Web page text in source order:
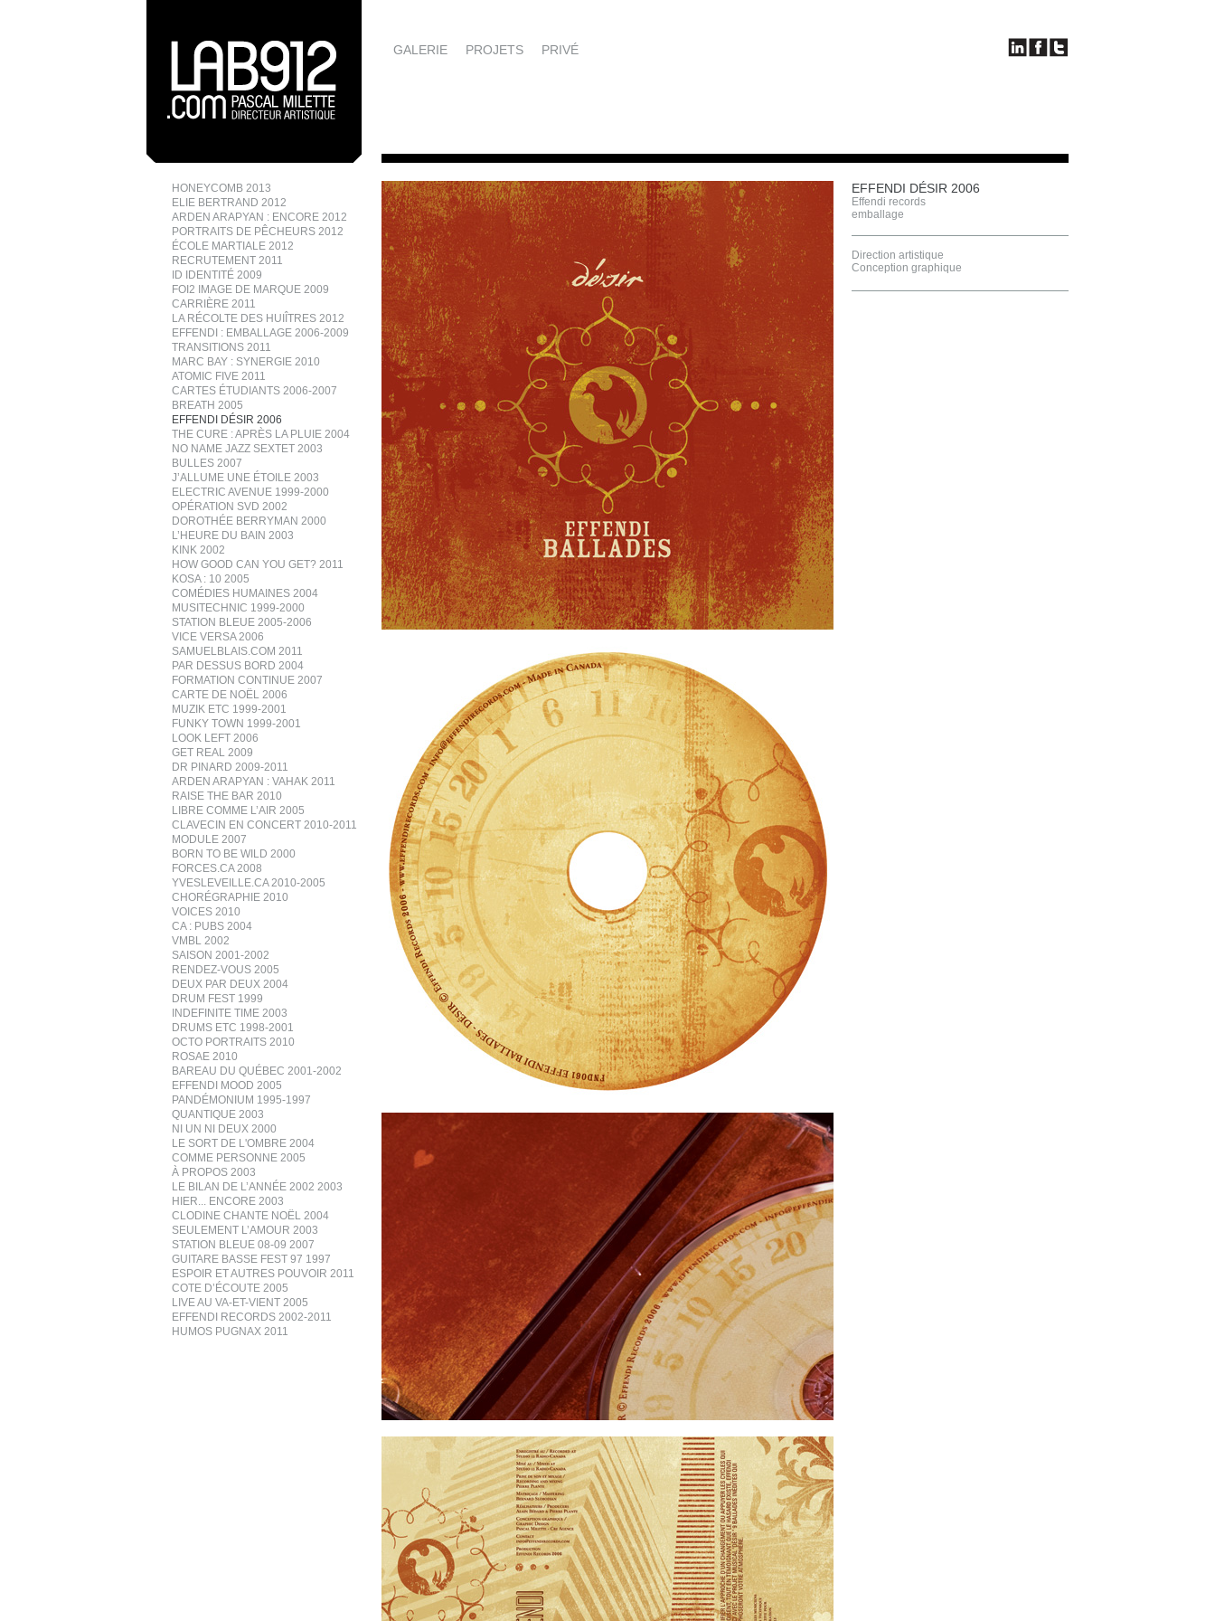
HONEYCOMB 2013
ELIE BERTRAND 2012
ARDEN ARAPYAN : ENCORE 2012
PORTRAITS DE PÊCHEURS 2012
ÉCOLE MARTIALE 2012
RECRUTEMENT 2011
ID IDENTITÉ 2009
FOI2 IMAGE DE MARQUE 2009
CARRIÈRE 2011
LA RÉCOLTE DES HUIÎTRES 2012
EFFENDI : EMBALLAGE 2006-2009
TRANSITIONS 2011
MARC BAY : SYNERGIE 2010
ATOMIC FIVE 2011
CARTES ÉTUDIANTS 2006-2007
BREATH 2005
EFFENDI DÉSIR 2006
THE CURE : APRÈS LA PLUIE 2004
NO NAME JAZZ SEXTET 2003
BULLES 2007
J’ALLUME UNE ÉTOILE 2003
ELECTRIC AVENUE 1999-2000
OPÉRATION SVD 2002
DOROTHÉE BERRYMAN 2000
L’HEURE DU BAIN 2003
KINK 2002
HOW GOOD CAN YOU GET? 2011
KOSA : 10 2005
COMÉDIES HUMAINES 2004
MUSITECHNIC 1999-2000
STATION BLEUE 2005-2006
VICE VERSA 2006
SAMUELBLAIS.COM 2011
PAR DESSUS BORD 2004
FORMATION CONTINUE 2007
CARTE DE NOËL 2006
MUZIK ETC 1999-2001
FUNKY TOWN 1999-2001
LOOK LEFT 2006
GET REAL 2009
DR PINARD 2009-2011
ARDEN ARAPYAN : VAHAK 2011
RAISE THE BAR 2010
LIBRE COMME L’AIR 2005
CLAVECIN EN CONCERT 2010-2011
MODULE 2007
BORN TO BE WILD 2000
FORCES.CA 2008
YVESLEVEILLE.CA 2010-2005
CHORÉGRAPHIE 2010
VOICES 2010
CA : PUBS 2004
VMBL 2002
SAISON 2001-2002
RENDEZ-VOUS 2005
DEUX PAR DEUX 2004
DRUM FEST 1999
INDEFINITE TIME 2003
DRUMS ETC 1998-2001
OCTO PORTRAITS 2010
ROSAE 2010
BAREAU DU QUÉBEC 2001-2002
EFFENDI MOOD 2005
PANDÉMONIUM 1995-1997
QUANTIQUE 2003
NI UN NI DEUX 2000
LE SORT DE L'OMBRE 2004
COMME PERSONNE 2005
À PROPOS 2003
LE BILAN DE L’ANNÉE 2002 2003
HIER... ENCORE 2003
CLODINE CHANTE NOËL 2004
SEULEMENT L’AMOUR 2003
STATION BLEUE 08-09 2007
GUITARE BASSE FEST 97 1997
ESPOIR ET AUTRES POUVOIR 2011
COTE D’ÉCOUTE 2005
LIVE AU VA-ET-VIENT 2005
EFFENDI RECORDS 2002-2011
HUMOS PUGNAX 2011
GALERIE PROJETS PRIVÉ
EFFENDI DÉSIR 2006
Effendi records
emballage
Direction artistique
Conception graphique